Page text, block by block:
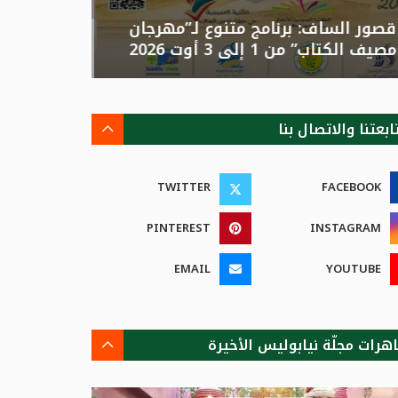
قصور الساف: برنامج متنوع لـ”مهرجان
مصيف الكتاب” من 1 إلى 3 أوت 2026
والاتصال بنا
FACEBOOK
TWITTER
INSTAGRAM
PINTEREST
YOUTUBE
EMAIL
مجلّة نيابوليس الأخيرة